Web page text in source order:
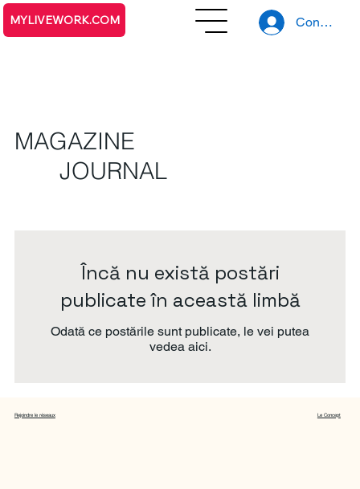
MYLIVEWORK.COM
MAGAZINE
JOURNAL
Încă nu există postări
publicate în această limbă
Odată ce postările sunt publicate, le vei putea
vedea aici.
Rejoindre le réseaux Le Concept